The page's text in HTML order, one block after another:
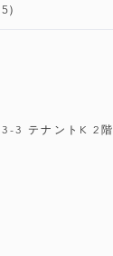
5）
3 テナントK 2階